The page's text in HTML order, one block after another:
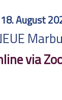
August
via